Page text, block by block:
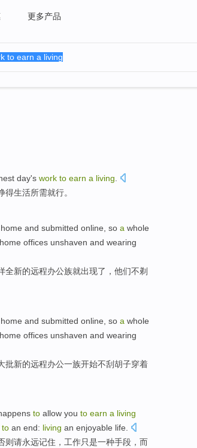
更多产品
day's work to earn a living
得生活所需就行。
home and submitted online so a whole
offices unshaven and wearing
全新的远程办公族就出现了，他们不剃
home and submitted online, so a whole
offices unshaven and wearing
批新的远程办公一族开始不刮胡子穿着
to allow you to earn a living
to an end: living an enjoyable life.
则请永远记住 ， 工作只是一种手段 ，而